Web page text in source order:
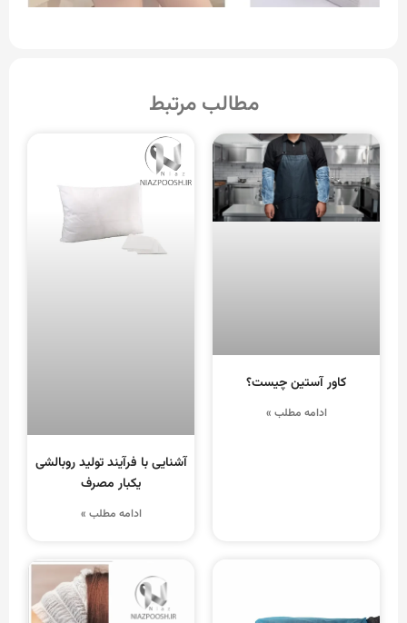
مطالب مرتبط
کاور آستین چیست؟
ادامه مطلب »
آشنایی با فرآیند تولید روبالشی
یکبار مصرف
ادامه مطلب »